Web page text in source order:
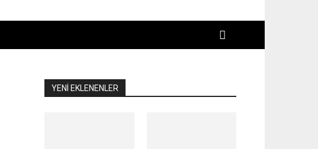
YENİ EKLENENLER